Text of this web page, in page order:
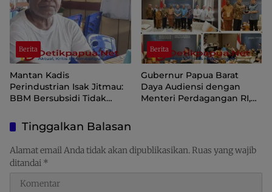
Berita
Mantan Kadis
Perindustrian Isak Jitmau:
BBM Bersubsidi Tidak
Distribusi Perlu Diperkuat
Berita
Gubernur Papua Barat
Daya Audiensi dengan
Menteri Perdagangan RI,
Indonesia
Tinggalkan Balasan
Alamat email Anda tidak akan dipublikasikan.Ruas yang wajib
ditandai *